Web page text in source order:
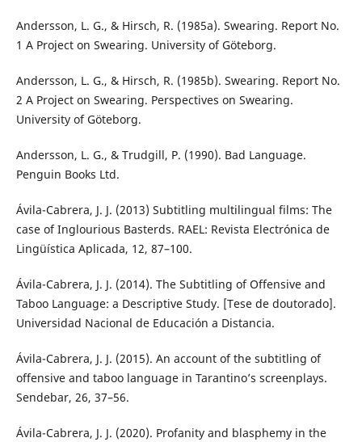
Andersson, L. G., & Hirsch, R. (1985a). Swearing. Report No.
1 A Project on Swearing. University of Göteborg.
Andersson, L. G., & Hirsch, R. (1985b). Swearing. Report No.
2 A Project on Swearing. Perspectives on Swearing.
University of Göteborg.
Andersson, L. G., & Trudgill, P. (1990). Bad Language.
Penguin Books Ltd.
Ávila-Cabrera, J. J. (2013) Subtitling multilingual films: The
case of Inglourious Basterds. RAEL: Revista Electrónica de
Lingüística Aplicada, 12, 87–100.
Ávila-Cabrera, J. J. (2014). The Subtitling of Offensive and
Taboo Language: a Descriptive Study. [Tese de doutorado].
Universidad Nacional de Educación a Distancia.
Ávila-Cabrera, J. J. (2015). An account of the subtitling of
offensive and taboo language in Tarantino’s screenplays.
Sendebar, 26, 37–56.
Ávila-Cabrera, J. J. (2020). Profanity and blasphemy in the